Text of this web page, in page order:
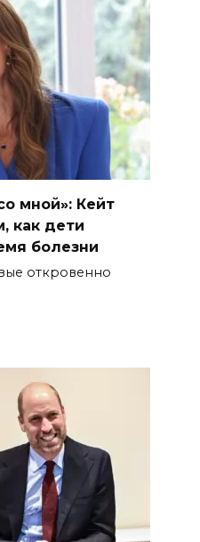
мной»: Кейт
как дети
болезни
откровенно